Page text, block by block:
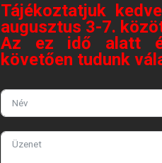
Tájékoztatjuk
augusztus 3-7.
Az ez idő alatt
követően tudunk